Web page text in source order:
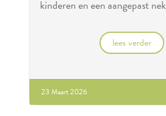
kinderen en een aangepast
lees verder
23 Maart 2026